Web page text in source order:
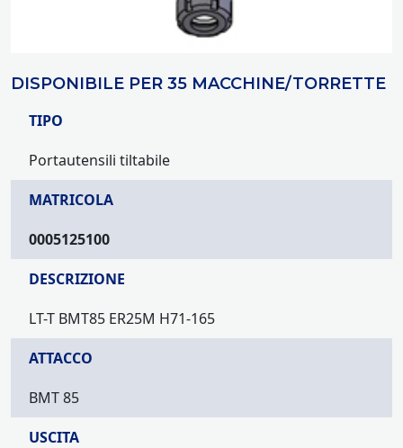
DISPONIBILE PER 35 MACCHINE/TORRETTE
TIPO
Portautensili tiltabile
MATRICOLA
0005125100
DESCRIZIONE
LT-T BMT85 ER25M H71-165
ATTACCO
BMT 85
USCITA